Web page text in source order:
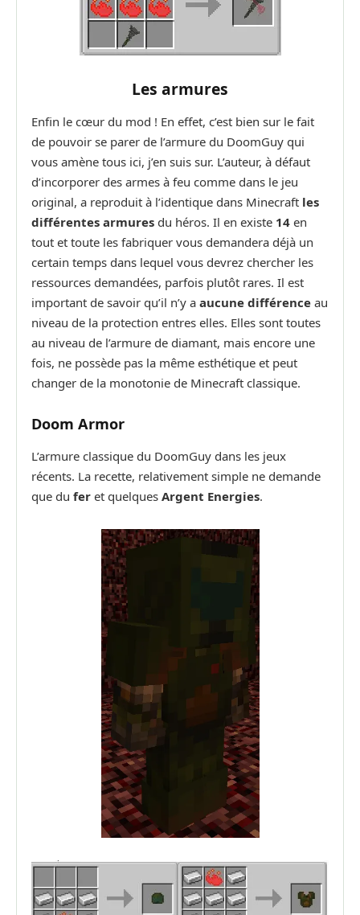
Les armures
Enfin le cœur du mod ! En effet, c’est bien sur le fait
de pouvoir se parer de l’armure du DoomGuy qui
vous amène tous ici, j’en suis sur. L’auteur, à défaut
d’incorporer des armes à feu comme dans le jeu
original, a reproduit à l’identique dans Minecraft les
différentes armures du héros. Il en existe 14 en
tout et toute les fabriquer vous demandera déjà un
certain temps dans lequel vous devrez chercher les
ressources demandées, parfois plutôt rares. Il est
important de savoir qu’il n’y a aucune différence au
niveau de la protection entres elles. Elles sont toutes
au niveau de l’armure de diamant, mais encore une
fois, ne possède pas la même esthétique et peut
changer de la monotonie de Minecraft classique.
Doom Armor
L’armure classique du DoomGuy dans les jeux
récents. La recette, relativement simple ne demande
que du fer et quelques Argent Energies.